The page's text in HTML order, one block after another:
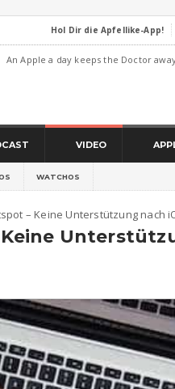
Hol Dir die Apfellike-App!
An Apple a day keeps the Doctor
VIDEO
WATCHOS
– Keine Unterstützung nach